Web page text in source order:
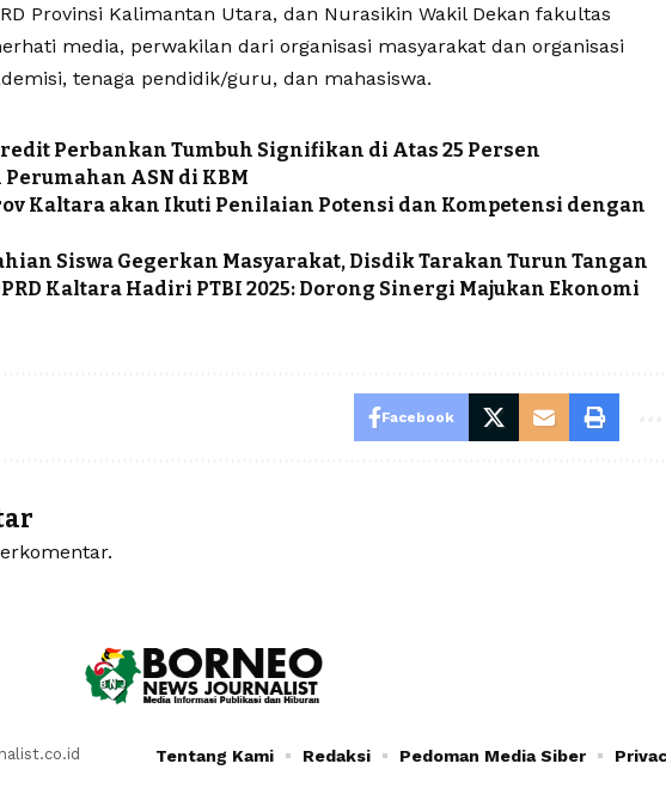
Provinsi Kalimantan Utara, dan Nurasikin Wakil Dekan fakultas
media, perwakilan dari organisasi masyarakat dan organisasi
tenaga pendidik/guru, dan mahasiswa.
Perbankan Tumbuh Signifikan di Atas 25 Persen
ASN di KBM
Kaltara akan Ikuti Penilaian Potensi dan Kompetensi dengan
Siswa Gegerkan Masyarakat, Disdik Tarakan Turun Tangan
Kaltara Hadiri PTBI 2025: Dorong Sinergi Majukan Ekonomi
Facebook
Tentang Kami Redaksi Pedoman Media Siber